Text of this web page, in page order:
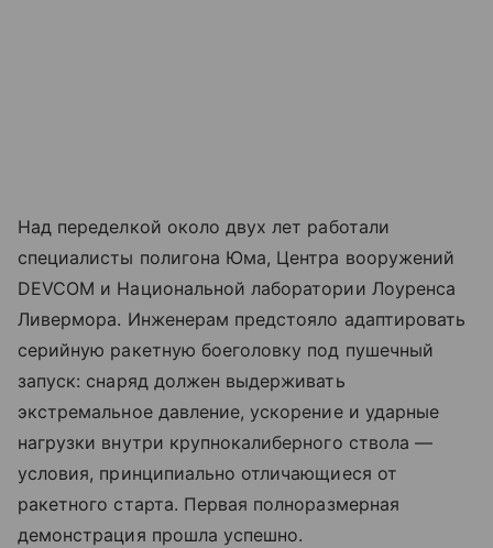
Над переделкой около двух лет работали
специалисты полигона Юма, Центра вооружений
DEVCOM и Национальной лаборатории Лоуренса
Ливермора. Инженерам предстояло адаптировать
серийную ракетную боеголовку под пушечный
запуск: снаряд должен выдерживать
экстремальное давление, ускорение и ударные
нагрузки внутри крупнокалиберного ствола —
условия, принципиально отличающиеся от
ракетного старта. Первая полноразмерная
демонстрация прошла успешно.